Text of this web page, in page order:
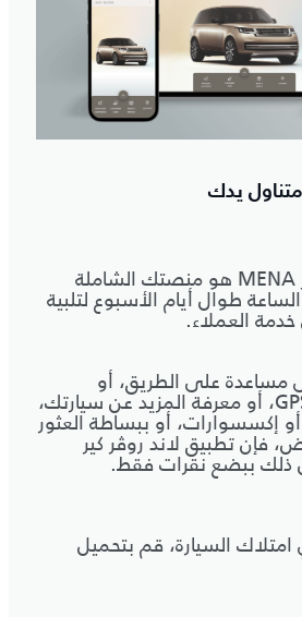
يدك
تطبيق لاند روڤر كير MENA هو منصتك الشاملة
طوال أيام الأسبوع لتلبية
العملاء.
مساعدة على الطريق، أو
إرشادات عبر نظام GPS، أو معرفة المزيد عن سيارتك،
إكسسوارات، أو ببساطة العثور
فإن تطبيق لاند روڤر كير
السيارة، قم بتحميل